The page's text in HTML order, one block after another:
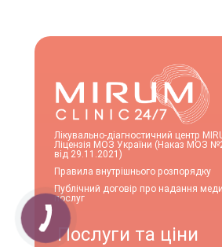
Лікувально-діагностичний центр
Ліцензія МОЗ України (Наказ МОЗ
від 29.11.2021)
Правила внутрішнього розпорядку
Публічний договір про надання
послуг
Послуги та ціни